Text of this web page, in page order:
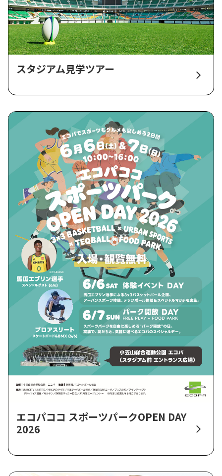
スタジアム見学ツアー
エコパココ スポーツパークOPEN DAY
2026